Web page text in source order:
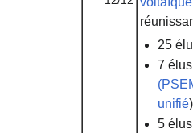
25
7
unifié)
5